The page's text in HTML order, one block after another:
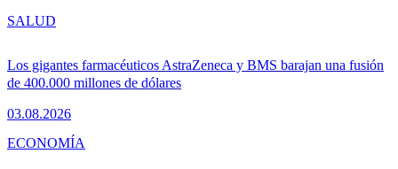
Los gigantes farmacéuticos AstraZeneca y BMS barajan una fusión
de 400.000 millones de dólares
03.08.2026
SALUD
ECONOMÍA